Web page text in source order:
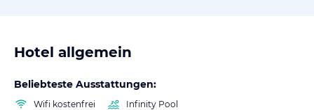
Hotel allgemein
Beliebteste Ausstattungen:
Wifi kostenfrei Infinity Pool